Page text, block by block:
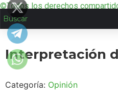
©Todos los derechos
Interpretación
Categoría: Opinión